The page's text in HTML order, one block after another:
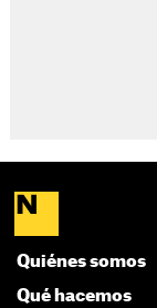
Quiénes somos
Qué hacemos